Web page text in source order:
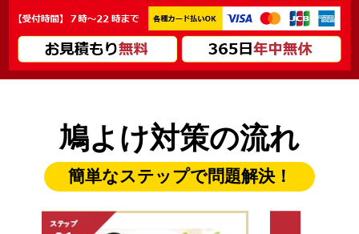
鳩よけ対策の流れ
簡単なステップで問題解決！